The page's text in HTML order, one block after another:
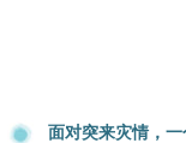
面对突来灾情，